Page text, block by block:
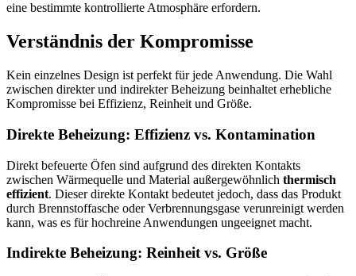
eine bestimmte kontrollierte Atmosphäre erfordern.
Verständnis der Kompromisse
Kein einzelnes Design ist perfekt für jede Anwendung. Die Wahl
zwischen direkter und indirekter Beheizung beinhaltet erhebliche
Kompromisse bei Effizienz, Reinheit und Größe.
Direkte Beheizung: Effizienz vs. Kontamination
Direkt befeuerte Öfen sind aufgrund des direkten Kontakts
zwischen Wärmequelle und Material außergewöhnlich thermisch
effizient. Dieser direkte Kontakt bedeutet jedoch, dass das Produkt
durch Brennstoffasche oder Verbrennungsgase verunreinigt werden
kann, was es für hochreine Anwendungen ungeeignet macht.
Indirekte Beheizung: Reinheit vs. Größe